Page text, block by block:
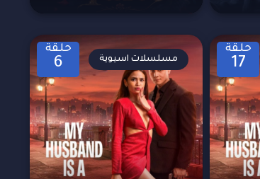
حلقة
17
حلقة
6 مسلسلات اسيوية